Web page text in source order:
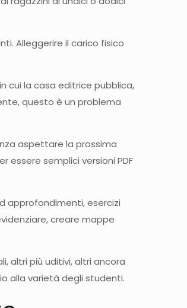
Alleggerire il carico fisico
cui la casa editrice pubblica,
questo è un problema
aspettare la prossima
semplici versioni PDF
approfondimenti, esercizi
creare mappe
altri più uditivi, altri ancora
alla varietà degli studenti.